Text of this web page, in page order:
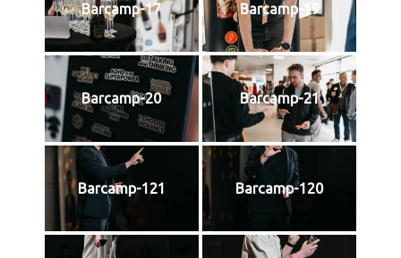
Barcamp-17 Barcamp-19
Barcamp-20 Barcamp-21
Barcamp-121 Barcamp-120